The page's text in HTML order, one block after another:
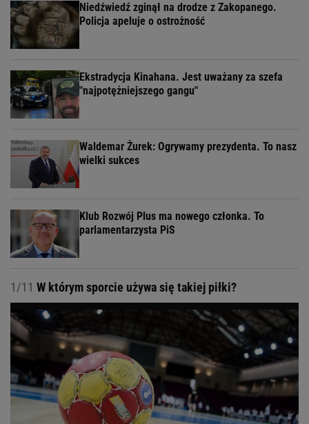
Niedźwiedź zginął na drodze z Zakopanego.
Policja apeluje o ostrożność
Ekstradycja Kinahana. Jest uważany za szefa
"najpotężniejszego gangu"
Waldemar Żurek: Ogrywamy prezydenta. To nasz
wielki sukces
Klub Rozwój Plus ma nowego członka. To
parlamentarzysta PiS
1/11 W którym sporcie używa się takiej piłki?